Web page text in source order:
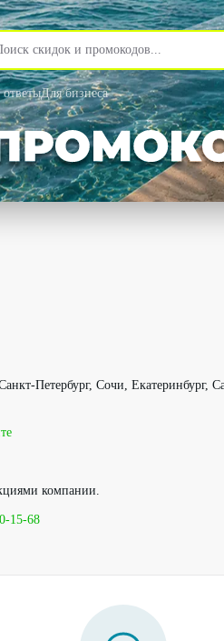
Для бизнеса
в Челябинске
Петербург, Сочи, Екатеринбург,
компании.
15-68